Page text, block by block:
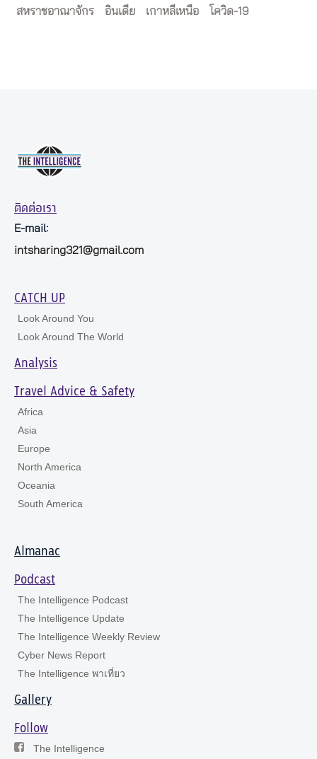
สหราชอาณาจักร
อินเดีย เกาหลีเหนือ โควิด-19
ติดต่อเรา
E-mail:
intsharing321@gmail.com
CATCH UP
Look Around You
Look Around The World
Analysis
Travel Advice & Safety
Africa
Asia
Europe
North America
Oceania
South America
Almanac
Podcast
The Intelligence Podcast
The Intelligence Update
The Intelligence Weekly Review
Cyber News Report
The Intelligence พาเที่ยว
Gallery
Follow
The Intelligence